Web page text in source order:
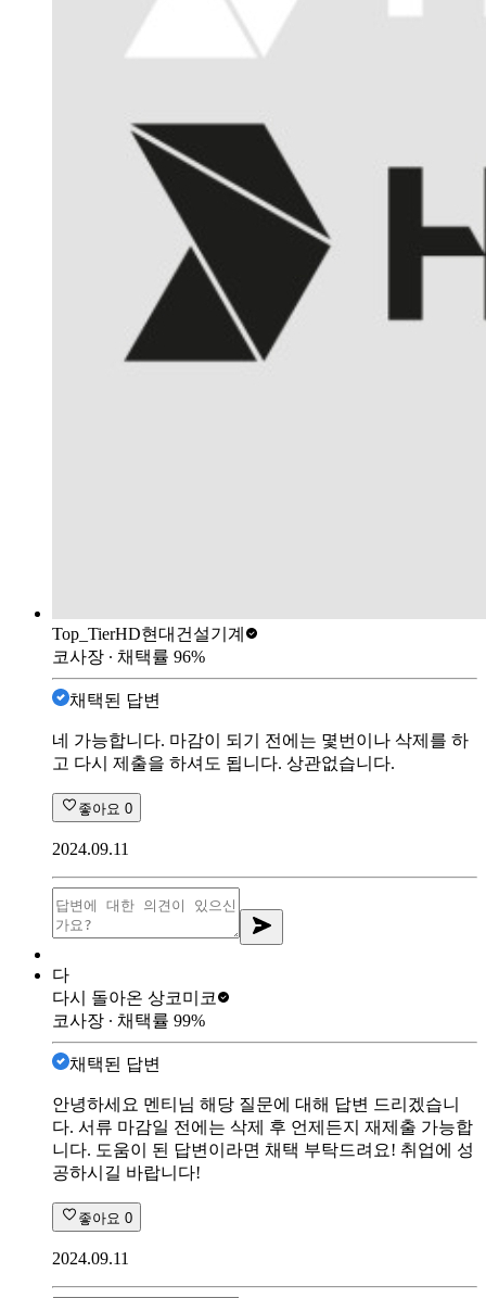
Top_TierHD현대건설기계
코사장 ∙ 채택률 96%
채택된 답변
네 가능합니다. 마감이 되기 전에는 몇번이나 삭제를 하
고 다시 제출을 하셔도 됩니다. 상관없습니다.
좋아요 0
2024.09.11
다
다시 돌아온 상코미코
코사장 ∙ 채택률 99%
채택된 답변
안녕하세요 멘티님 해당 질문에 대해 답변 드리겠습니
다. 서류 마감일 전에는 삭제 후 언제든지 재제출 가능합
니다. 도움이 된 답변이라면 채택 부탁드려요! 취업에 성
공하시길 바랍니다!
좋아요 0
2024.09.11